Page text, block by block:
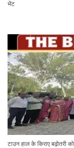
भेंट
टाउन हाल के किराए बढ़ोतरी